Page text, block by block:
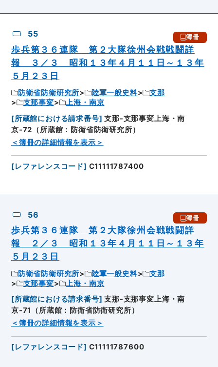
55 簿冊
歩兵第３６連隊 第２大隊徐州会戦戦闘詳
報 ３／３ 昭和１３年４月１１日～１３年
５月２３日
防衛省防衛研究所 陸軍一般史料
支那
支那事変
上海・南京
[所蔵館における請求番号] 支那-支那事変上海・南
京-72（所蔵館：防衛省防衛研究所）
＜簿冊の詳細情報を表示＞
[レファレンスコード] C11111787400
56 簿冊
歩兵第３６連隊 第２大隊徐州会戦戦闘詳
報 ２／３ 昭和１３年４月１１日～１３年
５月２３日
防衛省防衛研究所 陸軍一般史料
支那
支那事変
上海・南京
[所蔵館における請求番号] 支那-支那事変上海・南
京-71（所蔵館：防衛省防衛研究所）
＜簿冊の詳細情報を表示＞
[レファレンスコード] C11111787600